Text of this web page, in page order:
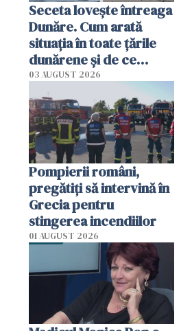
Seceta lovește întreaga
Dunăre. Cum arată
situația în toate țările
dunărene și de ce
România resimte
efectele, deși a plouat
în iulie
03 AUGUST 2026
Pompierii români,
pregătiţi să intervină în
Grecia pentru
stingerea incendiilor
01 AUGUST 2026